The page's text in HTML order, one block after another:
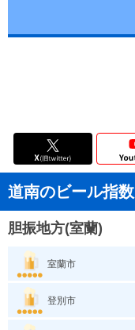
道南のビール指数
胆振地方(室蘭)
室蘭市
登別市